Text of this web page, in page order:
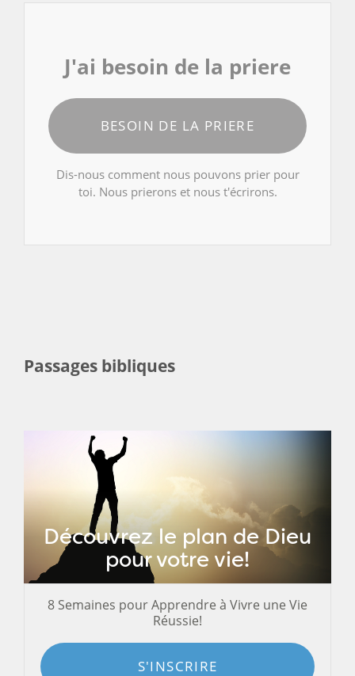
J'ai besoin de la priere
BESOIN DE LA PRIERE
Dis-nous comment nous pouvons prier pour
toi. Nous prierons et nous t'écrirons.
Passages bibliques
Découvrez le plan de Dieu
pour votre vie!
8 Semaines pour Apprendre à Vivre une Vie
Réussie!
S'INSCRIRE